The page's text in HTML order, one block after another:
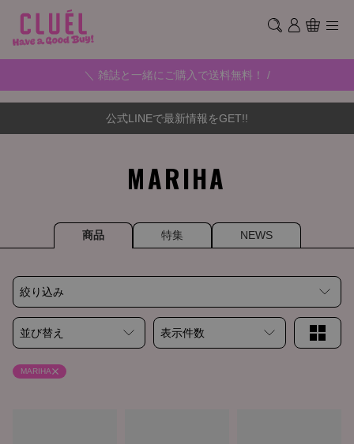
＼ 雑誌と一緒にご購入で送料無料！ /
公式LINEで最新情報をGET!!
MARIHA
商品 特集 NEWS
絞り込み
並び替え 表示件数
MARIHA